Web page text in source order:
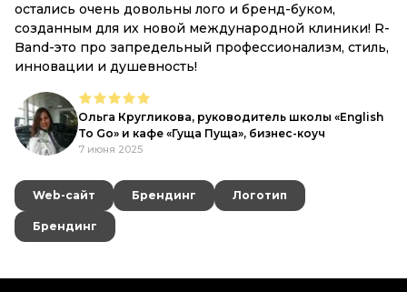
остались очень довольны лого и бренд-буком,
созданным для их новой международной клиники! R-
Band-это про запредельный профессионализм, стиль,
инновации и душевность!
Ольга Кругликова, руководитель школы «English
To Go» и кафе «Гуща Пуща», бизнес-коуч
7 июня 2025
Web-сайт
Web-сайт Брендинг
Брендинг Логотип
Логотип
Брендинг
Брендинг